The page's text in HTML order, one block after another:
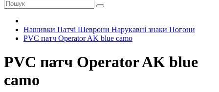
Нашивки Патчі Шеврони Нарукавні знаки Погони
PVC патч Operator AK blue camo
PVC патч Operator AK blue
camo